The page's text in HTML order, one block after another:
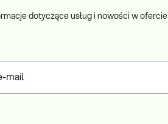
dotyczące usług i nowości w ofercie
mail